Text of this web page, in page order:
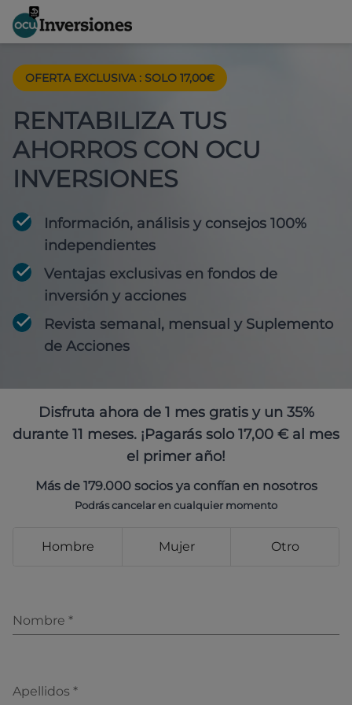
OFERTA EXCLUSIVA : SOLO 17,00€
RENTABILIZA TUS
AHORROS CON OCU
INVERSIONES
Información, análisis y consejos 100%
independientes
Ventajas exclusivas en fondos de
inversión y acciones
Revista semanal, mensual y Suplemento
de Acciones
Disfruta ahora de 1 mes gratis y un 35%
durante 11 meses. ¡Pagarás solo 17,00 € al mes
el primer año!
Más de 179.000 socios ya confían en nosotros
Podrás cancelar en cualquier momento
Hombre Mujer Otro
Nombre *
Apellidos *